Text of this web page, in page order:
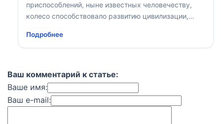
приспособлений, ныне известных человечеству,
колесо способствовало развитию цивилизации,
реакции
Подробнее
Ваш комментарий к статье:
Ваше имя:
Ваш e-mail: